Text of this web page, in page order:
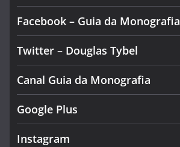
Facebook – Guia da Monografia
Twitter – Douglas Tybel
Canal Guia da Monografia
Google Plus
Instagram